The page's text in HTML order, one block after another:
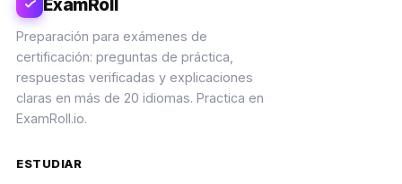
Preparación para exámenes de
certificación: preguntas de práctica,
respuestas verificadas y explicaciones
claras en más de 20 idiomas. Practica en
ExamRoll.io.
ESTUDIAR